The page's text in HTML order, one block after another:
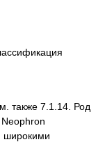
также 7.1.14. Род
широкими